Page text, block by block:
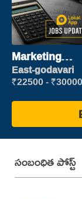
Marketing
Executive
East-godavari
₹22500 - ₹30000
సంబంధిత పోస్ట్